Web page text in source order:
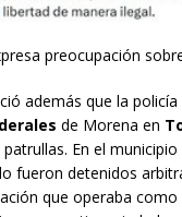
preocupación
además que la
de Morena en
En el
fueron detenidos
que operaba